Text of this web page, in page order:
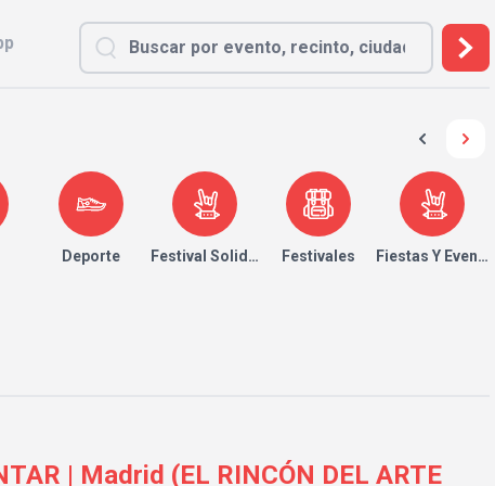
Deporte Festival Solidario Festivales Fiestas Y Eventos
| Madrid (EL RINCÓN DEL ARTE